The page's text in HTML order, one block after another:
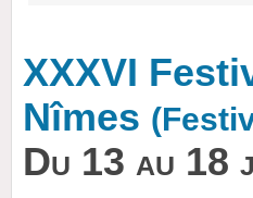
XXXVI
Nîmes
Du 13 au 18